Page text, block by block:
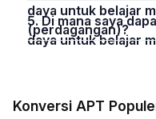
daya untuk belajar
(perdagangan)?
5. Di mana saya dapat menemukan sumber
daya untuk belajar
Konversi APT